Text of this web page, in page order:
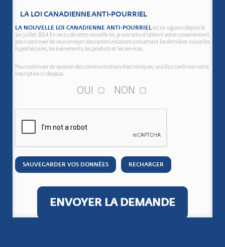
LA LOI CANADIENNE ANTI-POURRIEL
LA NOUVELLE LOI CANADIENNE ANTI-POURRIELest en vigueur depuis le
1er juillet 2014. En vertu de cette nouvelle loi, je suis tenu d'obtenir votre consentement
pour continuer de vous envoyer des communications concernant les dernières nouvelles
hypothécaires, les événements, les produits et les services.
Pour continuer de recevoir des communications électroniques, veuillez confirmer votre
inscription ci-dessous.
OUI NON
SAUVEGARDER VOS DONNÉES RECHARGER
ENVOYER LA DEMANDE